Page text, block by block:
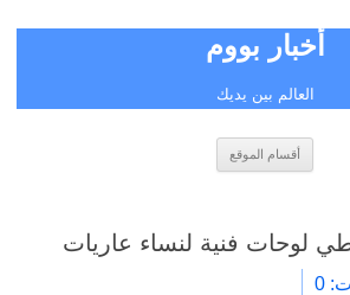
أخبار بووم
العالم بين يديك
أقسام الموقع
لوحات فنية لنساء عاريات
0